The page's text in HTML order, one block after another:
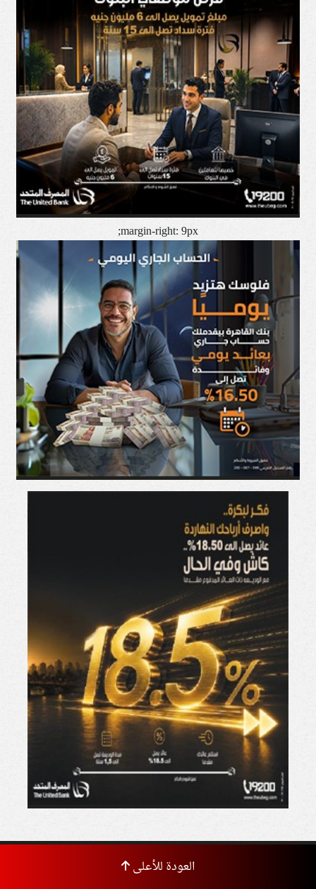
margin-right: 9px;
العودة للأعلى